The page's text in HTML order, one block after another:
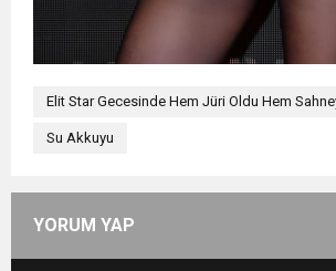
Elit Star Gecesinde Hem Jüri Oldu Hem
Su Akkuyu
YORUM YAP